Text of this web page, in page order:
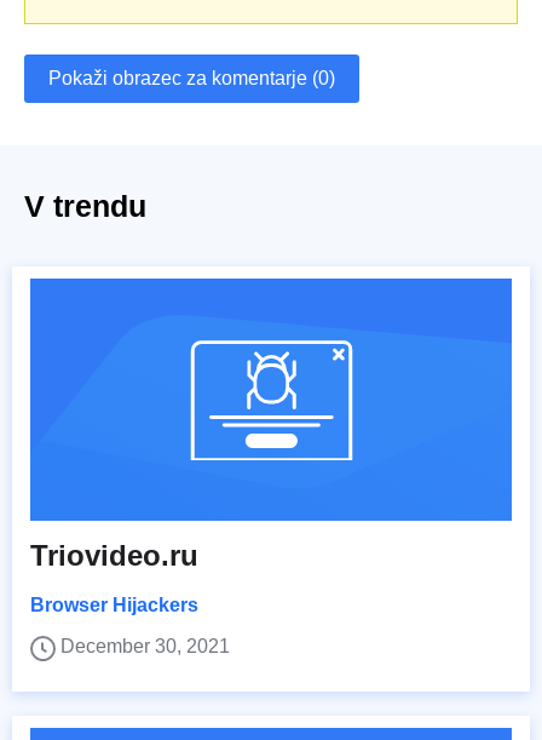
Pokaži obrazec za komentarje (0)
V trendu
Triovideo.ru
Browser Hijackers
December 30, 2021